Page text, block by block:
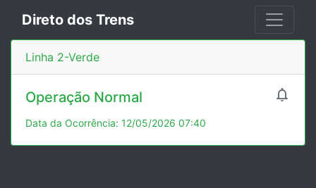
Direto dos Trens
Linha 2-Verde

Operação Normal
Data da Ocorrência: 12/05/2026 07:40